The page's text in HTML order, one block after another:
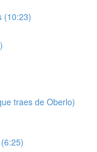
(10:23)
traes de Oberlo)